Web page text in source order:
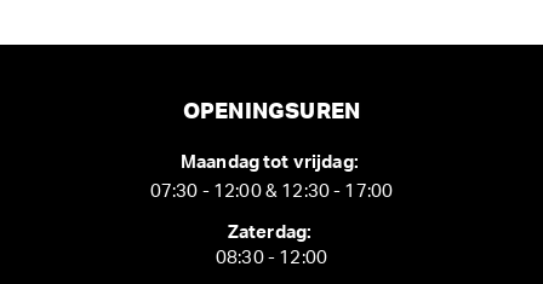
OPENINGSUREN
Maandag tot vrijdag:
07:30 - 12:00 & 12:30 - 17:00
Zaterdag:
08:30 - 12:00